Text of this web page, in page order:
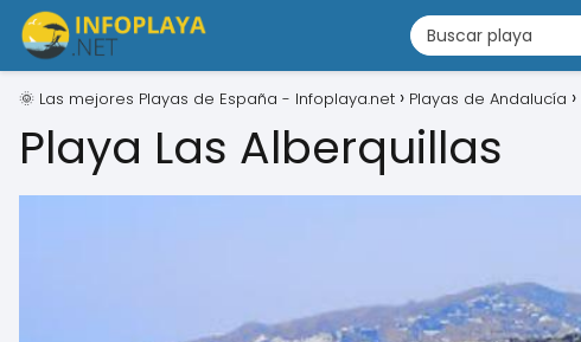
🌞 Las mejores Playas de España - Infoplaya.net Playas de Andalucía
Playa Las Alberquillas